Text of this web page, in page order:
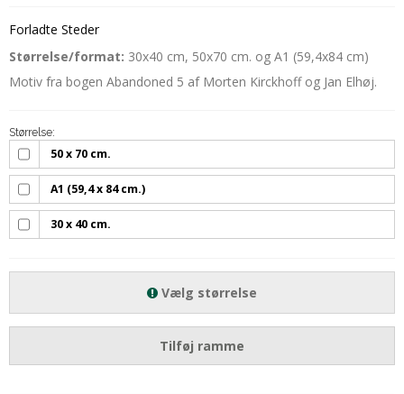
Forladte Steder
Størrelse/format: 30x40 cm, 50x70 cm. og A1 (59,4x84 cm)
Motiv fra bogen Abandoned 5 af Morten Kirckhoff og Jan Elhøj.
Størrelse:
50 x 70 cm.
A1 (59,4 x 84 cm.)
30 x 40 cm.
Vælg størrelse
Tilføj ramme